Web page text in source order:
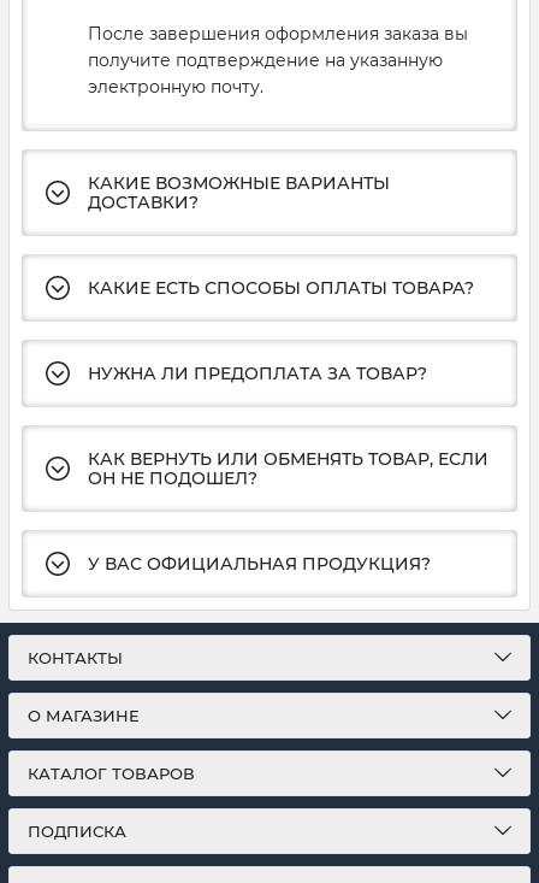
После завершения оформления заказа вы
получите подтверждение на указанную
электронную почту.
КАКИЕ ВОЗМОЖНЫЕ ВАРИАНТЫ
ДОСТАВКИ?
КАКИЕ ЕСТЬ СПОСОБЫ ОПЛАТЫ ТОВАРА?
НУЖНА ЛИ ПРЕДОПЛАТА ЗА ТОВАР?
КАК ВЕРНУТЬ ИЛИ ОБМЕНЯТЬ ТОВАР, ЕСЛИ
ОН НЕ ПОДОШЕЛ?
У ВАС ОФИЦИАЛЬНАЯ ПРОДУКЦИЯ?
КОНТАКТЫ
О МАГАЗИНЕ
КАТАЛОГ ТОВАРОВ
ПОДПИСКА